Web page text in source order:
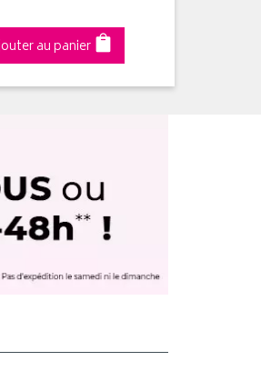
au panier